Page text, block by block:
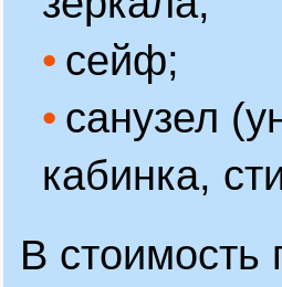
сейф;
санузел
кабинка,
В стоимость